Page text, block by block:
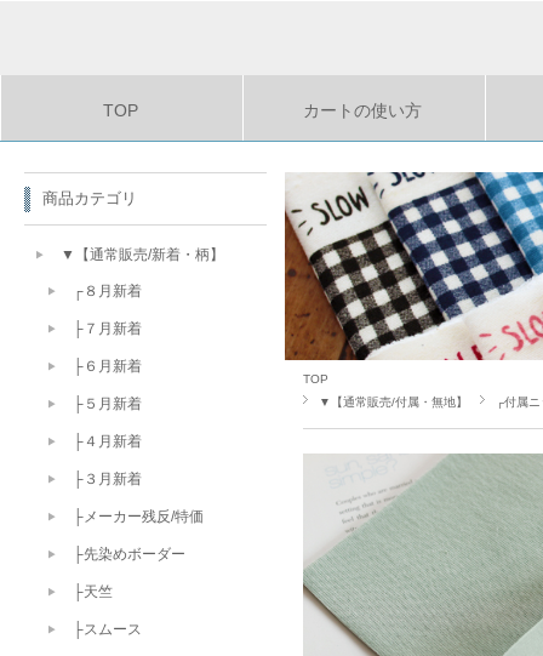
TOP カートの使い方
TOP
▼【通常販売/付属・無地】
┌付属
商品カテゴリ
▼【通常販売/新着・柄】
┌８月新着
├７月新着
├６月新着
├５月新着
├４月新着
├３月新着
├メーカー残反/特価
├先染めボーダー
├天竺
├スムース